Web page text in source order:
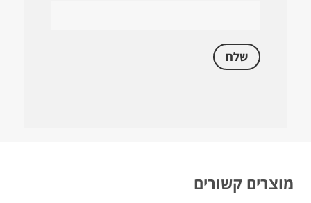
מוצרים קשורים